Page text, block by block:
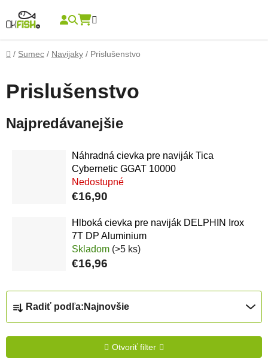
Hľadať
NÁKUPNÝ KOŠÍK
Domov
/ Sumec / Navijaky / Prislušenstvo
Prislušenstvo
Najpredávanejšie
Náhradná cievka pre naviják Tica
Cybernetic GGAT 10000
Nedostupné
€16,90
Hlboká cievka pre naviják DELPHIN Irox
7T DP Aluminium
Skladom (>5 ks)
€16,96
Radenie produktov
Radiť podľa: Najnovšie
Otvoriť filter